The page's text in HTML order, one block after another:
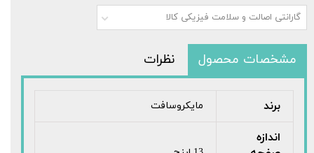
گارانتی اصالت و سلامت فیزیکی کالا
مشخصات محصول نظرات
برند مایکروسافت
اندازه